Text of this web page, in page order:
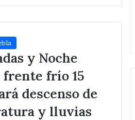
y Noche
frente frío 15
descenso de
y lluvias